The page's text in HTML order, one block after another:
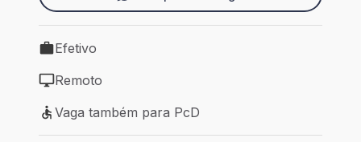
Tipo de vaga: Efetivo
Efetivo
Modelo de trabalho: Remoto
Remoto
Vaga também para PcD
Vaga também para PcD